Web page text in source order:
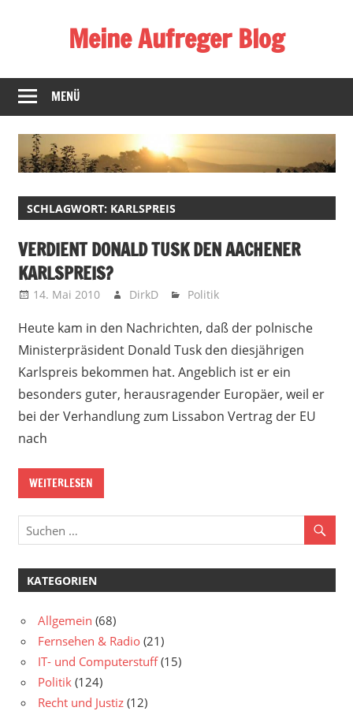
Meine Aufreger Blog
mich
positiv
negativ
aufregt
mir
MENÜ
SCHLAGWORT: KARLSPREIS
VERDIENT DONALD TUSK DEN AACHENER
KARLSPREIS?
14. Mai 2010 DirkD Politik
Heute kam in den Nachrichten, daß der polnische
Ministerpräsident Donald Tusk den diesjährigen
Karlspreis bekommen hat. Angeblich ist er ein
besonders guter, herausragender Europäer, weil er
bei der Verhandlung zum Lissabon Vertrag der EU
nach
WEITERLESEN
KATEGORIEN
Allgemein (68)
Fernsehen & Radio (21)
IT- und Computerstuff(15)
Politik (124)
Recht und Justiz (12)